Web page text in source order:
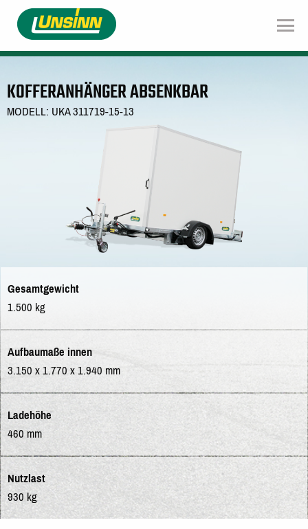
Direkt
zum
Inhalt
KOFFERANHÄNGER ABSENKBAR
MODELL: UKA 311719-15-13
Gesamtgewicht
1.500 kg
Aufbaumaße innen
3.150 x 1.770 x 1.940 mm
Ladehöhe
460 mm
Nutzlast
930 kg